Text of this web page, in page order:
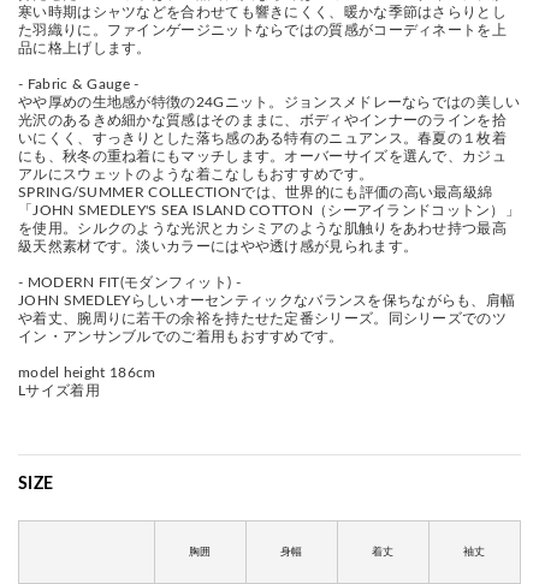
寒い時期はシャツなどを合わせても響きにくく、暖かな季節はさらりとし
た羽織りに。ファインゲージニットならではの質感がコーディネートを上
品に格上げします。
- Fabric & Gauge -
やや厚めの生地感が特徴の24Gニット。ジョンスメドレーならではの美しい
光沢のあるきめ細かな質感はそのままに、ボディやインナーのラインを拾
いにくく、すっきりとした落ち感のある特有のニュアンス。春夏の１枚着
にも、秋冬の重ね着にもマッチします。オーバーサイズを選んで、カジュ
アルにスウェットのような着こなしもおすすめです。
SPRING/SUMMER COLLECTIONでは、世界的にも評価の高い最高級綿
「JOHN SMEDLEY'S SEA ISLAND COTTON（シーアイランドコットン）」
を使用。シルクのような光沢とカシミアのような肌触りをあわせ持つ最高
級天然素材です。淡いカラーにはやや透け感が見られます。
- MODERN FIT(モダンフィット) -
JOHN SMEDLEYらしいオーセンティックなバランスを保ちながらも、肩幅
や着丈、腕周りに若干の余裕を持たせた定番シリーズ。同シリーズでのツ
イン・アンサンブルでのご着用もおすすめです。
model height 186cm
Lサイズ着用
SIZE
胸囲 身幅 着丈 袖丈